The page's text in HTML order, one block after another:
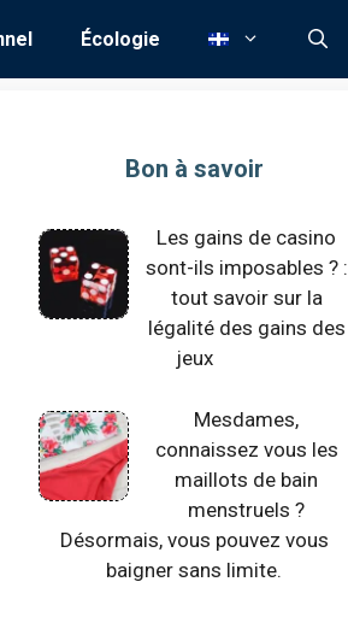
Écologie
Bon à savoir
Les gains de casino
sont-ils imposables ? :
tout savoir sur la
légalité des gains des
jeux
Mesdames,
connaissez vous les
maillots de bain
menstruels ?
Désormais, vous pouvez vous
baigner sans limite.